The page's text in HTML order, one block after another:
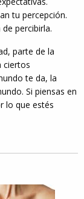
tu percepción.
percibirla.
parte de la
ciertos
te da, la
Si piensas en
lo que estés